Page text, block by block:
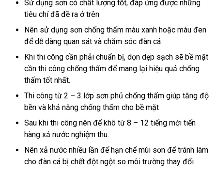
Sử dụng sơn có chất lượng tốt, đáp ứng được những
tiêu chí đã đề ra ở trên
Nên sử dụng sơn chống thấm màu xanh hoặc màu đen
để dễ dàng quan sát và chăm sóc đàn cá
Khi thi công cần phải chuẩn bị, dọn dẹp sạch sẽ bề mặt
cần thi công chống thấm để mang lại hiệu quả chống
thấm tốt nhất.
Thi công từ 2 – 3 lớp sơn phủ chống thấm giúp tăng độ
bền và khả năng chống thấm cho bề mặt
Sau khi thi công nên để khô từ 8 – 12 tiếng mới tiến
hàng xả nước nghiệm thu.
Nên xả nước nhiều lần để hạn chế mùi sơn để tránh làm
cho đàn cá bị chết đột ngột so môi trường thay đổi